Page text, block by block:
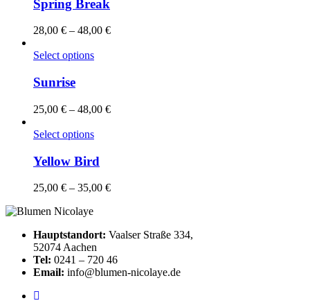
Spring Break
28,00 € – 48,00 €
Select options
Sunrise
25,00 € – 48,00 €
Select options
Yellow Bird
25,00 € – 35,00 €
Hauptstandort: Vaalser Straße 334,
52074 Aachen
Tel: 0241 – 720 46
Email: info@blumen-nicolaye.de